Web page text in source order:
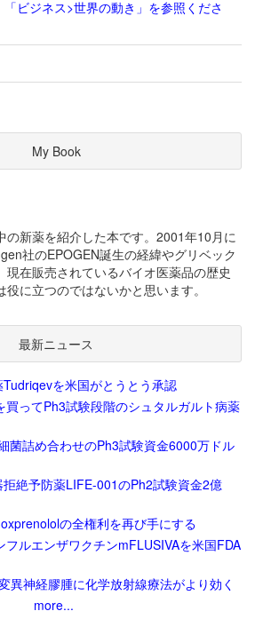
ビジネス>世界の動き」を参照くださ
My Book
の新薬を紹介した本です。2001年10月に
社のEPOGEN誕生の経緯やグリベック
現在販売されているバイオ医薬品の歴史
に立つのではないかと思います。
最新ニュース
を米国がとうとう承認
買ってPh3試験段階のシュタルガルト病薬
菌詰め合わせのPh3試験資金6000万ドル
絶予防薬LIFE-001のPh2試験資金2億
の全権利を再び手にする
ルエンザワクチンmFLUSIVAを米国FDA
異神経膠腫に化学放射線療法がより効く
more...